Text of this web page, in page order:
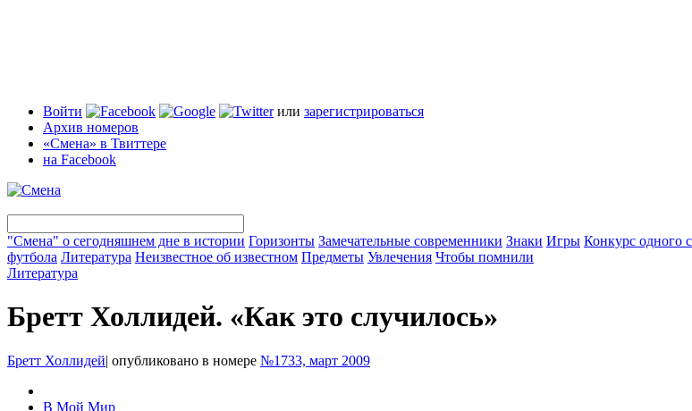
Войти или зарегистрироваться
Архив номеров
«Смена» в Твиттере
на Facebook
"Смена" о сегодняшнем дне в истории Горизонты Замечательные современники Знаки Игры Конкурс одного
футбола Литература Неизвестное об известном Предметы Увлечения Чтобы помнили
Литература
Бретт Холлидей. «Как это случилось»
Бретт Холлидей| опубликовано в номере №1733, март 2009
В Мой Мир